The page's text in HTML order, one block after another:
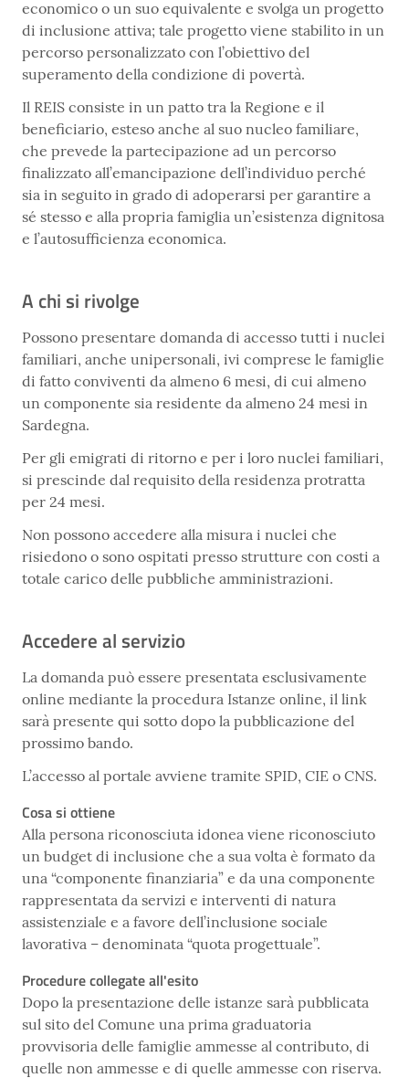
economico o un suo equivalente e svolga un progetto
di inclusione attiva; tale progetto viene stabilito in un
percorso personalizzato con l’obiettivo del
superamento della condizione di povertà.
Il REIS consiste in un patto tra la Regione e il
beneficiario, esteso anche al suo nucleo familiare,
che prevede la partecipazione ad un percorso
finalizzato all’emancipazione dell’individuo perché
sia in seguito in grado di adoperarsi per garantire a
sé stesso e alla propria famiglia un’esistenza dignitosa
e l’autosufficienza economica.
A chi si rivolge
Possono presentare domanda di accesso tutti i nuclei
familiari, anche unipersonali, ivi comprese le famiglie
di fatto conviventi da almeno 6 mesi, di cui almeno
un componente sia residente da almeno 24 mesi in
Sardegna.
Per gli emigrati di ritorno e per i loro nuclei familiari,
si prescinde dal requisito della residenza protratta
per 24 mesi.
Non possono accedere alla misura i nuclei che
risiedono o sono ospitati presso strutture con costi a
totale carico delle pubbliche amministrazioni.
Accedere al servizio
La domanda può essere presentata esclusivamente
online mediante la procedura Istanze online, il link
sarà presente qui sotto dopo la pubblicazione del
prossimo bando.
L’accesso al portale avviene tramite SPID, CIE o CNS.
Cosa si ottiene
Alla persona riconosciuta idonea viene riconosciuto
un budget di inclusione che a sua volta è formato da
una “componente finanziaria” e da una componente
rappresentata da servizi e interventi di natura
assistenziale e a favore dell’inclusione sociale
lavorativa – denominata “quota progettuale”.
Procedure collegate all'esito
Dopo la presentazione delle istanze sarà pubblicata
sul sito del Comune una prima graduatoria
provvisoria delle famiglie ammesse al contributo, di
quelle non ammesse e di quelle ammesse con riserva.